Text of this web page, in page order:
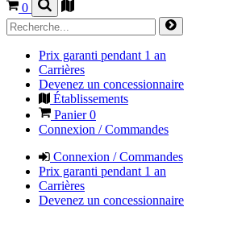
0
Prix garanti pendant 1 an
Carrières
Devenez un concessionnaire
Établissements
Panier0
Connexion / Commandes
Connexion / Commandes
Prix garanti pendant 1 an
Carrières
Devenez un concessionnaire